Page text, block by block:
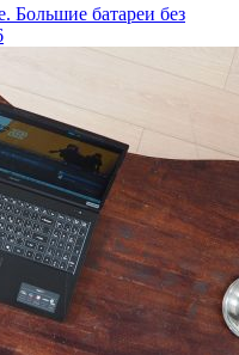
Большие батареи без